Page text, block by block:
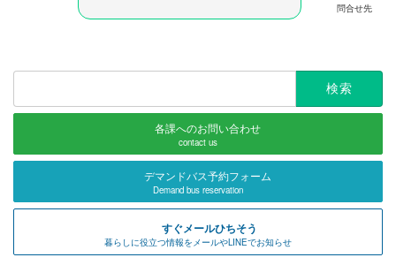
問合せ先
各課へのお問い合わせ
contact us
デマンドバス予約フォーム
Demand bus reservation
すぐメールひちそう
暮らしに役立つ情報をメールやLINEでお知らせ